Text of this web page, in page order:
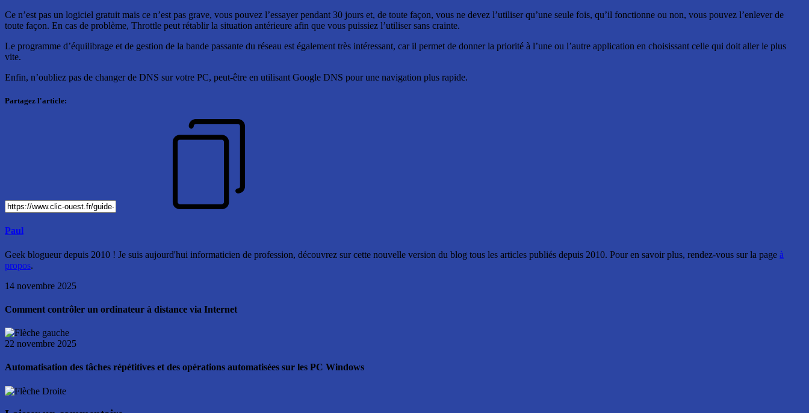
Ce n’est pas un logiciel gratuit mais ce n’est pas grave, vous pouvez l’essayer pendant 30 jours et, de toute façon, vous ne devez l’utiliser qu’une seule fois, qu’il fonctionne ou non, vous pouvez l’enlever de
toute façon. En cas de problème, Throttle peut rétablir la situation antérieure afin que vous puissiez l’utiliser sans crainte.
Le programme d’équilibrage et de gestion de la bande passante du réseau est également très intéressant, car il permet de donner la priorité à l’une ou l’autre application en choisissant celle qui doit aller le plus
vite.
Enfin, n’oubliez pas de changer de DNS sur votre PC, peut-être en utilisant Google DNS pour une navigation plus rapide.
Partagez l'article:
Paul
Geek blogueur depuis 2010 ! Je suis aujourd'hui informaticien de profession, découvrez sur cette nouvelle version du blog tous les articles publiés depuis 2010. Pour en savoir plus, rendez-vous sur la page à
propos.
14 novembre 2025
Comment contrôler un ordinateur à distance via Internet
22 novembre 2025
Automatisation des tâches répétitives et des opérations automatisées sur les PC Windows